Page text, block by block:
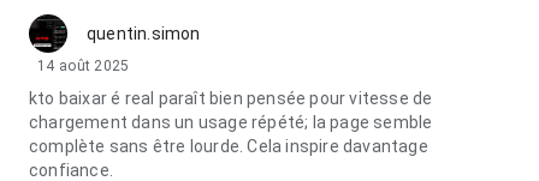
quentin.simon
14 août 2025
kto baixar é real paraît bien pensée pour vitesse de
chargement dans un usage répété; la page semble
complète sans être lourde. Cela inspire davantage
confiance.